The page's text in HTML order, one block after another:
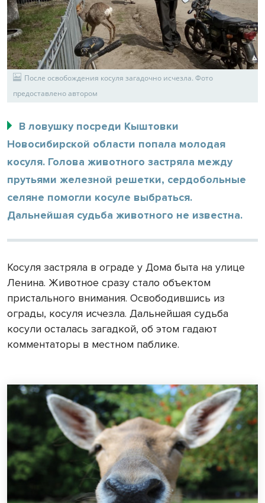
После освобождения косуля загадочно исчезла. Фото
предоставлено автором
В ловушку посреди Кыштовки
Новосибирской области попала молодая
косуля. Голова животного застряла между
прутьями железной решетки, сердобольные
селяне помогли косуле выбраться.
Дальнейшая судьба животного не известна.
Косуля застряла в ограде у Дома быта на улице
Ленина. Животное сразу стало объектом
пристального внимания. Освободившись из
ограды, косуля исчезла. Дальнейшая судьба
косули осталась загадкой, об этом гадают
комментаторы в местном паблике.